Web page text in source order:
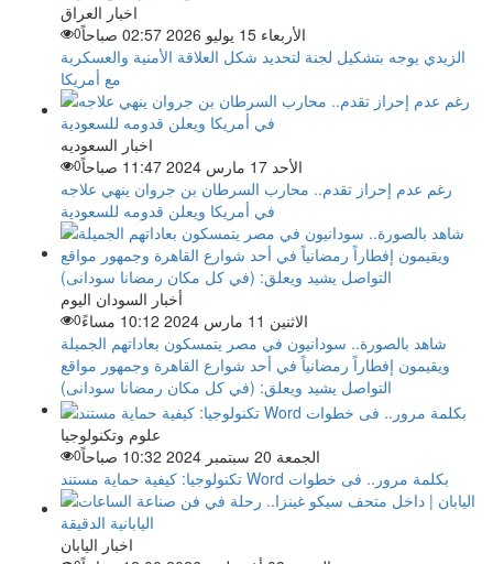
اخبار العراق
الأربعاء 15 يوليو 2026 02:57 صباحاً
0
الزيدي يوجه بتشكيل لجنة لتحديد شكل العلاقة الأمنية والعسكرية
مع أمريكا
اخبار السعوديه
الأحد 17 مارس 2024 11:47 صباحاً
0
رغم عدم إحراز تقدم.. محارب السرطان بن جروان ينهي علاجه
في أمريكا ويعلن قدومه للسعودية
أخبار السودان اليوم
الاثنين 11 مارس 2024 10:12 مساءً
0
شاهد بالصورة.. سودانيون في مصر يتمسكون بعاداتهم الجميلة
ويقيمون إفطاراً رمضانياً في أحد شوارع القاهرة وجمهور مواقع
التواصل يشيد ويعلق: (في كل مكان رمضانا سودانى)
علوم وتكنولوجيا
الجمعة 20 سبتمبر 2024 10:32 صباحاً
0
تكنولوجيا: كيفية حماية مستند Word بكلمة مرور.. فى خطوات
اخبار اليابان